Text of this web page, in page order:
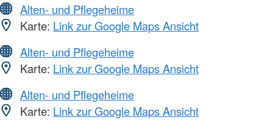
Alten- und Pflegeheime
Karte: Link zur Google Maps Ansicht
Alten- und Pflegeheime
Karte: Link zur Google Maps Ansicht
Alten- und Pflegeheime
Karte: Link zur Google Maps Ansicht